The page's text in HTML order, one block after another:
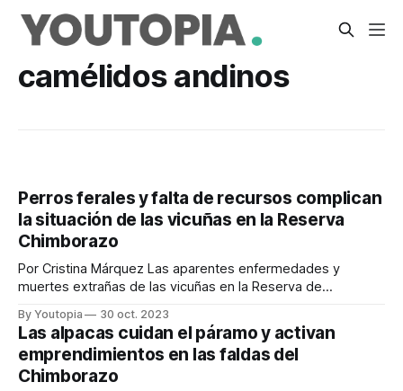
camélidos andinos
Perros ferales y falta de recursos complican
la situación de las vicuñas en la Reserva
Chimborazo
Por Cristina Márquez Las aparentes enfermedades y
muertes extrañas de las vicuñas en la Reserva de
turístico, expertos y ambientalistas. Estos problemas se
suman al conflicto humano – fauna que surgió debido al
avance de la frontera agrícola y complican la sobrevivencia
de los
By Youtopia 30 oct. 2023
Las alpacas cuidan el páramo y activan
emprendimientos en las faldas del
Chimborazo